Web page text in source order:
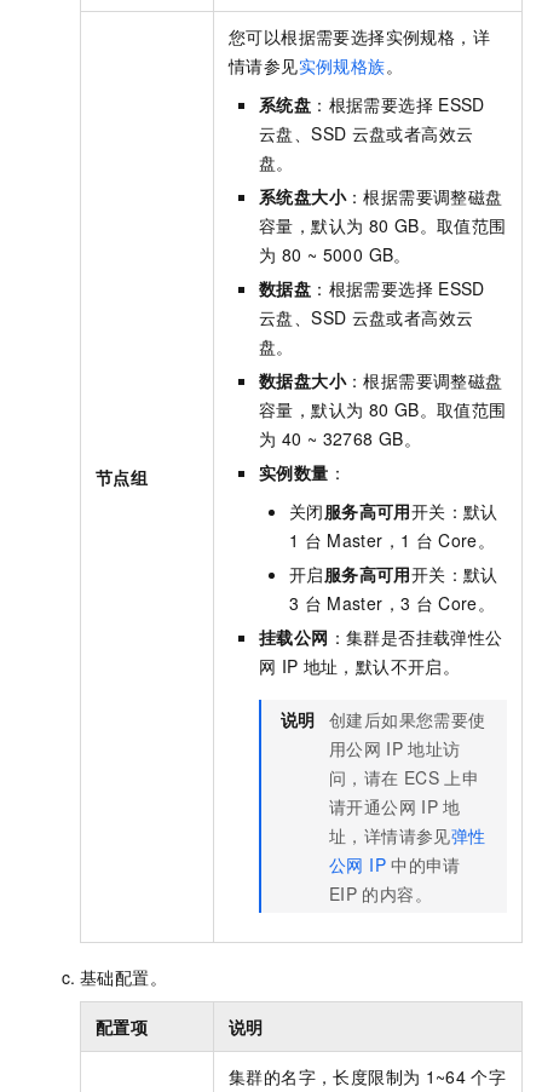
节点组
您可以根据需要选择实例规格，详
情请参见实例规格族。
系统盘 ：根据需要选择 ESSD
云盘、SSD 云盘或者高效云
盘。
系统盘大小：根据需要调整磁盘
容量，默认为 80 GB。取值范围
为 80 ~ 5000 GB。
数据盘 ：根据需要选择 ESSD
云盘、SSD 云盘或者高效云
盘。
数据盘大小：根据需要调整磁盘
容量，默认为 80 GB。取值范围
为 40 ~ 32768 GB。
实例数量 ：
关闭服务高可用开关：默认
1 台 Master，1 台 Core。
开启服务高可用开关：默认
3 台 Master，3 台 Core。
挂载公网 ：集群是否挂载弹性公
网 IP 地址，默认不开启。
说明 创建后如果您需要使
用公网 IP 地址访
问，请在 ECS 上申
请开通公网 IP 地
址，详情请参见弹性
公网 IP 中的申请
EIP 的内容。
基础配置。
配置项 说明
集群的名字，长度限制为 1~64 个字